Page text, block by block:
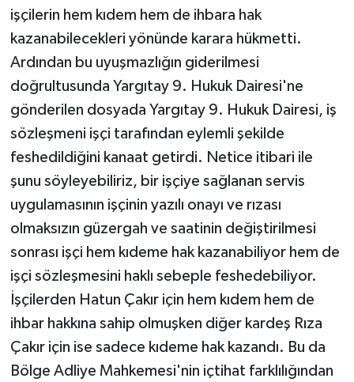
işçilerin hem kıdem hem de ihbara hak
kazanabilecekleri yönünde karara hükmetti.
Ardından bu uyuşmazlığın giderilmesi
doğrultusunda Yargıtay 9. Hukuk Dairesi'ne
gönderilen dosyada Yargıtay 9. Hukuk Dairesi, iş
sözleşmeni işçi tarafından eylemli şekilde
feshedildiğini kanaat getirdi. Netice itibari ile
şunu söyleyebiliriz, bir işçiye sağlanan servis
uygulamasının işçinin yazılı onayı ve rızası
olmaksızın güzergah ve saatinin değiştirilmesi
sonrası işçi hem kıdeme hak kazanabiliyor hem de
işçi sözleşmesini haklı sebeple feshedebiliyor.
İşçilerden Hatun Çakır için hem kıdem hem de
ihbar hakkına sahip olmuşken diğer kardeş Rıza
Çakır için ise sadece kıdeme hak kazandı. Bu da
Bölge Adliye Mahkemesi'nin içtihat farklılığından